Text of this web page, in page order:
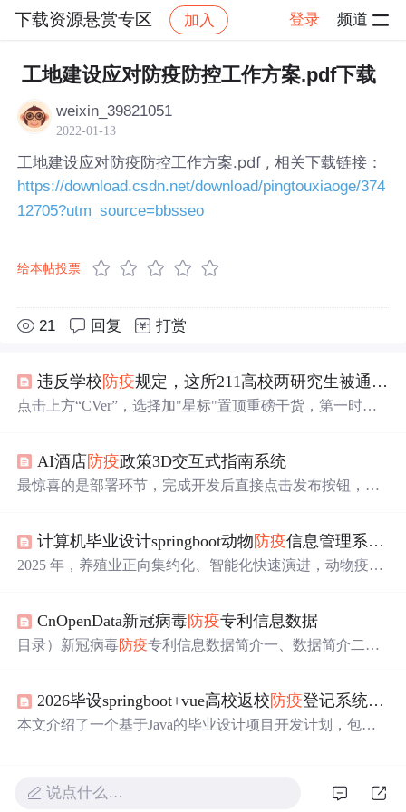
下载资源悬赏专区 加入 登录 频道
社区 下载资源悬赏专区 帖子详情
工地建设应对防疫防控工作方案.pdf下载
weixin_39821051
2022-01-13
工地建设应对防疫防控工作方案.pdf , 相关下载链接：
https://download.csdn.net/download/pingtouxiaoge/374
12705?utm_source=bbsseo
给本帖投票
21 回复 打赏
违反学校防疫规定，这所211高校两研究生被通报批评！
点击上方“CVer”，选择加"星标"置顶重磅干货，第一时间
站发布消...
AI酒店防疫政策3D交互式指南系统
最惊喜的是部署环节，完成开发后直接点击发布按钮，系
原型只用了三天时间，这种效率在传统开发模式下简直不
敢想象。使用翻译API时要注意专业术语一致性，比如"防
经预置了常用参数模板，省去了大量调试时间。比如消毒
液瓶的摆放位置，需要符合实际工作 动线，不能只追求视
觉效果。保留历史版本供溯源查阅。
计算机毕业设计springboot动物 防疫信息管理系统 基于 SpringBoot 的畜牧疫情智慧
2025 年，养殖业正向集约化、智能化快速演进，动物疫病
“早发现、快流调、精准控”的新要求。借助 SpringBoot 微
服务架构，我们设计了一套前后端分离、云边协同的动物
脑”。 系统核心功能清单（已上线可直接体验） 个人中心
（头像、密码、消息订阅） 养殖户档案（批量导入、二维
码名片、出栏预警）
防疫
CnOpenData新冠病毒防疫专利信息数据
目录）新冠病毒防疫专利信息数据简介一、数据简介二、
2019新型冠状病毒（2019-nCoV），因2019年武汉病毒
性肺炎病例而被发现，2020年1月12日被世界卫生组织命
的冠状病毒新毒株。 2020年1月21日，国家卫健委发
2026毕设springboot+vue高校返校 防疫登记系统论文+程序
本文介绍了一个基于Java的毕业设计项目开发计划，包含
ue.js实现。开发工具包括Eclipse/IntelliJ IDEA、Maven3.3.9
和Tomcat7.0。文章详细列出了开题报告时间节点（2023年
说点什么…